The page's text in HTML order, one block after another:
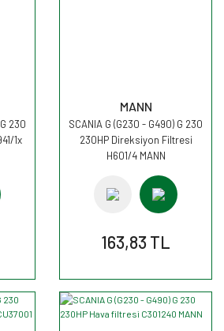
230
1x
MANN
SCANIA G (G230 - G490) G 230
230HP Direksiyon Filtresi
H601/4 MANN
163,83 TL